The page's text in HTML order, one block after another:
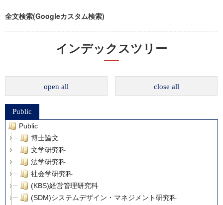
全文検索(Googleカスタム検索)
インデックスツリー
open all close all
Public
Public
博士論文
文学研究科
法学研究科
社会学研究科
(KBS)経営管理研究科
(SDM)システムデザイン・マネジメント研究科